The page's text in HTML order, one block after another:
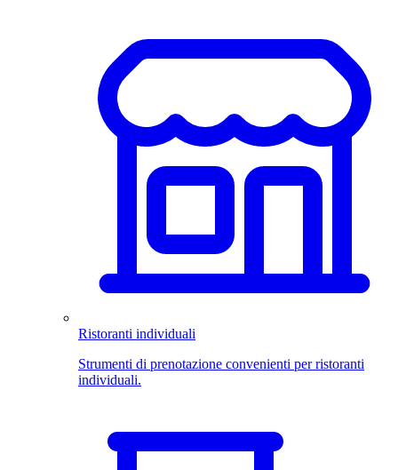
Ristoranti individuali
Strumenti di prenotazione convenienti per ristoranti
individuali.